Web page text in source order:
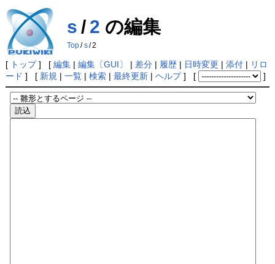
s / 2 の編集
Top/ s /2
[ トップ] [ 編集| 編集〔GUI〕 | 差分| 履歴| 日時変更 | 添付| リロ
ード ] [ 新規 | 一覧| 検索| 最終更新| ヘルプ] [ ]